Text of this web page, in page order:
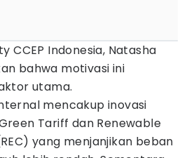
CCEP Indonesia, Natasha
bahwa motivasi ini
utama.
mencakup inovasi
Tariff dan Renewable
yang menjanjikan beban